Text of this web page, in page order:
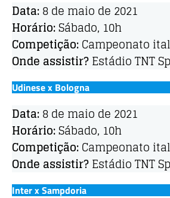
Data:8 de maio de 2021
Horário:Sábado, 10h
Competição:Campeonato
Onde assistir?Estádio TNT
Udinese x Bologna
Data:8 de maio de 2021
Horário:Sábado, 10h
Competição:Campeonato
Onde assistir?Estádio TNT
Inter x Sampdoria